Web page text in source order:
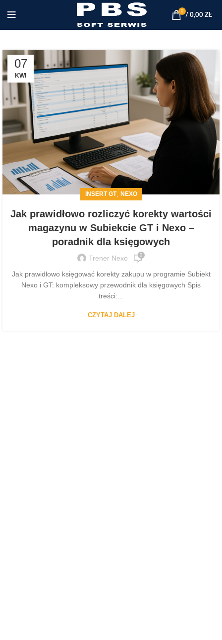
0
/ 0,00 ZŁ
07
KWI
INSERT GT, NEXO
Jak prawidłowo rozliczyć korekty wartości
magazynu w Subiekcie GT i Nexo –
poradnik dla księgowych
Trener Nexo 0
Jak prawidłowo księgować korekty zakupu w programie Subiekt
Nexo i GT: kompleksowy przewodnik dla księgowych Spis
treści:...
CZYTAJ DALEJ